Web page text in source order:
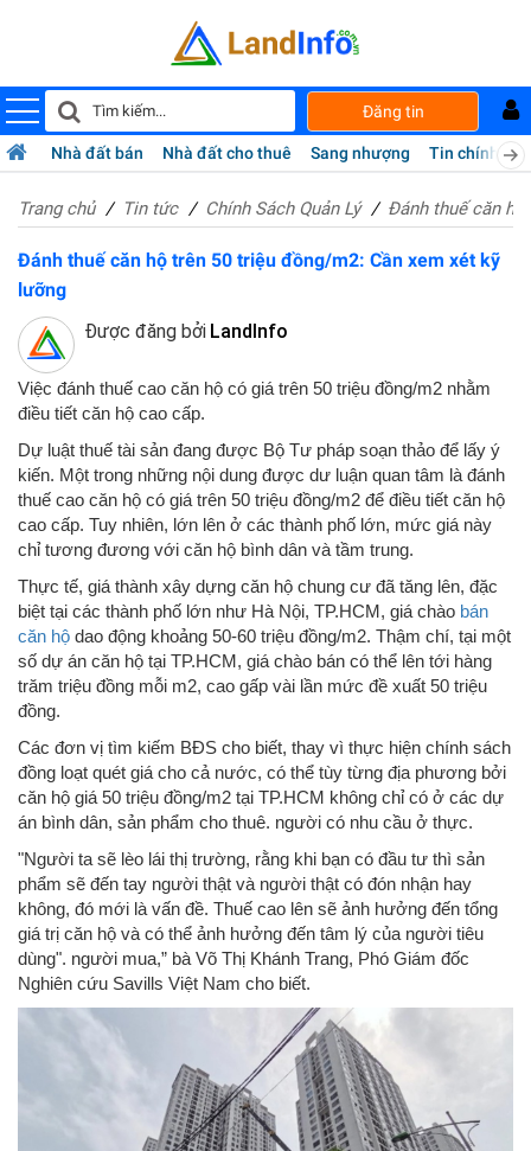
Đăng tin
Nhà đất bán Nhà đất cho thuê Sang nhượng Tin chính chủ
Trang chủ Tin tức Chính Sách Quản Lý Đánh thuế căn
Đánh thuế căn hộ trên 50 triệu đồng/m2: Cần xem xét kỹ
lưỡng
Được đăng bởi LandInfo
Việc đánh thuế cao căn hộ có giá trên 50 triệu đồng/m2 nhằm
điều tiết căn hộ cao cấp.
Dự luật thuế tài sản đang được Bộ Tư pháp soạn thảo để lấy ý
kiến. Một trong những nội dung được dư luận quan tâm là đánh
thuế cao căn hộ có giá trên 50 triệu đồng/m2 để điều tiết căn hộ
cao cấp. Tuy nhiên, lớn lên ở các thành phố lớn, mức giá này
chỉ tương đương với căn hộ bình dân và tầm trung.
Thực tế, giá thành xây dựng căn hộ chung cư đã tăng lên, đặc
biệt tại các thành phố lớn như Hà Nội, TP.HCM, giá chào bán
căn hộ dao động khoảng 50-60 triệu đồng/m2. Thậm chí, tại một
số dự án căn hộ tại TP.HCM, giá chào bán có thể lên tới hàng
trăm triệu đồng mỗi m2, cao gấp vài lần mức đề xuất 50 triệu
đồng.
Các đơn vị tìm kiếm BĐS cho biết, thay vì thực hiện chính sách
đồng loạt quét giá cho cả nước, có thể tùy từng địa phương bởi
căn hộ giá 50 triệu đồng/m2 tại TP.HCM không chỉ có ở các dự
án bình dân, sản phẩm cho thuê. người có nhu cầu ở thực.
"Người ta sẽ lèo lái thị trường, rằng khi bạn có đầu tư thì sản
phẩm sẽ đến tay người thật và người thật có đón nhận hay
không, đó mới là vấn đề. Thuế cao lên sẽ ảnh hưởng đến tổng
giá trị căn hộ và có thể ảnh hưởng đến tâm lý của người tiêu
dùng". người mua,” bà Võ Thị Khánh Trang, Phó Giám đốc
Nghiên cứu Savills Việt Nam cho biết.